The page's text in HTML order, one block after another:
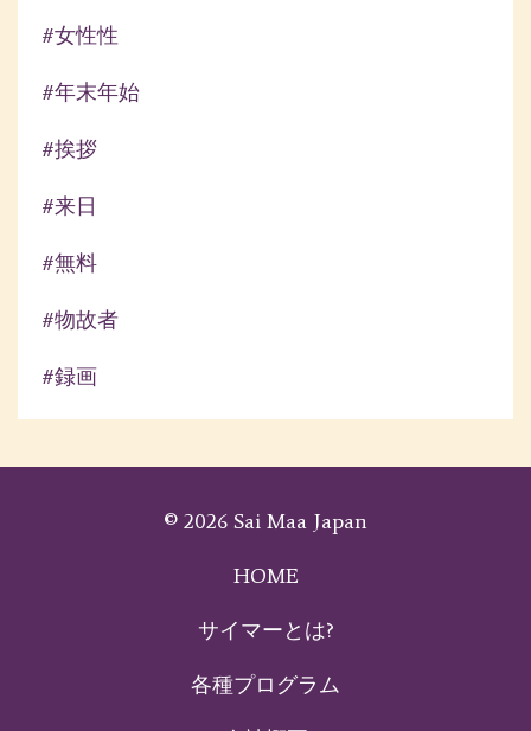
#女性性
#年末年始
#挨拶
#来日
#無料
#物故者
#録画
© 2026 Sai Maa Japan
HOME
サイマーとは?
各種プログラム